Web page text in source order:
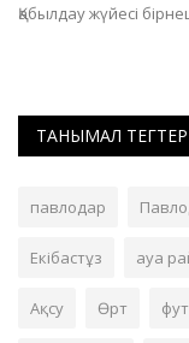
Қабылдау жүйесі
ТАНЫМАЛ ТЕГТЕР
павлодар
Екібастұз ауа
Ақсу Өрт